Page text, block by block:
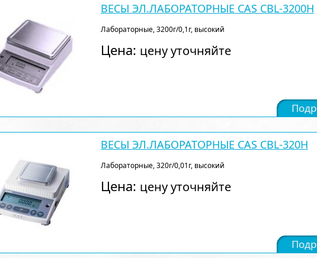
ВЕСЫ ЭЛ.ЛАБОРАТОРНЫЕ CAS CBL-3200H
Лабораторные, 3200г/0,1г, высокий
Цена: цену уточняйте
ВЕСЫ ЭЛ.ЛАБОРАТОРНЫЕ CAS CBL-320H
Лабораторные, 320г/0,01г, высокий
Цена: цену уточняйте